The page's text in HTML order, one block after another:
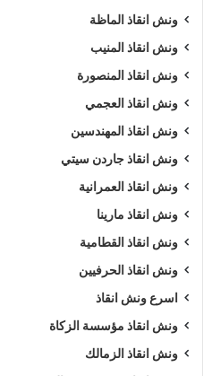
ونش انقاذ الماظة
ونش انقاذ المنيب
ونش انقاذ المنصورة
ونش انقاذ العجمي
ونش انقاذ المهندسين
ونش انقاذ جاردن سيتي
ونش انقاذ العمرانية
ونش انقاذ مارينا
ونش انقاذ القطامية
ونش انقاذ الحرفيين
اسرع ونش انقاذ
ونش انقاذ مؤسسة الزكاة
ونش انقاذ الزمالك